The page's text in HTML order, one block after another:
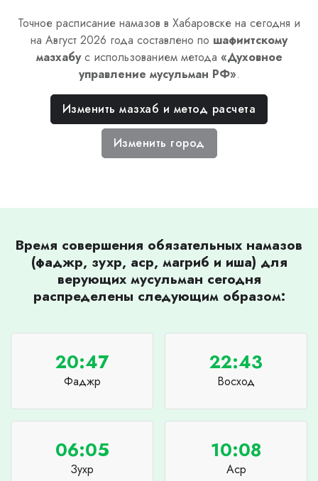
Точное расписание намазов в Хабаровске на сегодня и
на Август 2026 года составлено по шафиитскому
мазхабус использованием метода «Духовное
управление мусульман РФ».
Изменить мазхаб и метод расчета
Изменить город
Время совершения обязательных намазов
(фаджр, зухр, аср, магриб и иша) для
верующих мусульман сегодня
распределены следующим образом:
20:47
Фаджр
22:43
Восход
06:05
Зухр
10:08
Аср